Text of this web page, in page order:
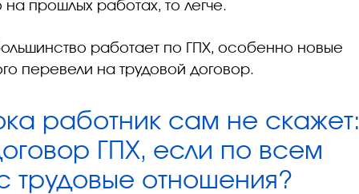
прошлых работах, то легче.
работает по ГПХ, особенно новые
перевели на трудовой договор.
работник сам не скажет:
ГПХ, если по всем
трудовые отношения?